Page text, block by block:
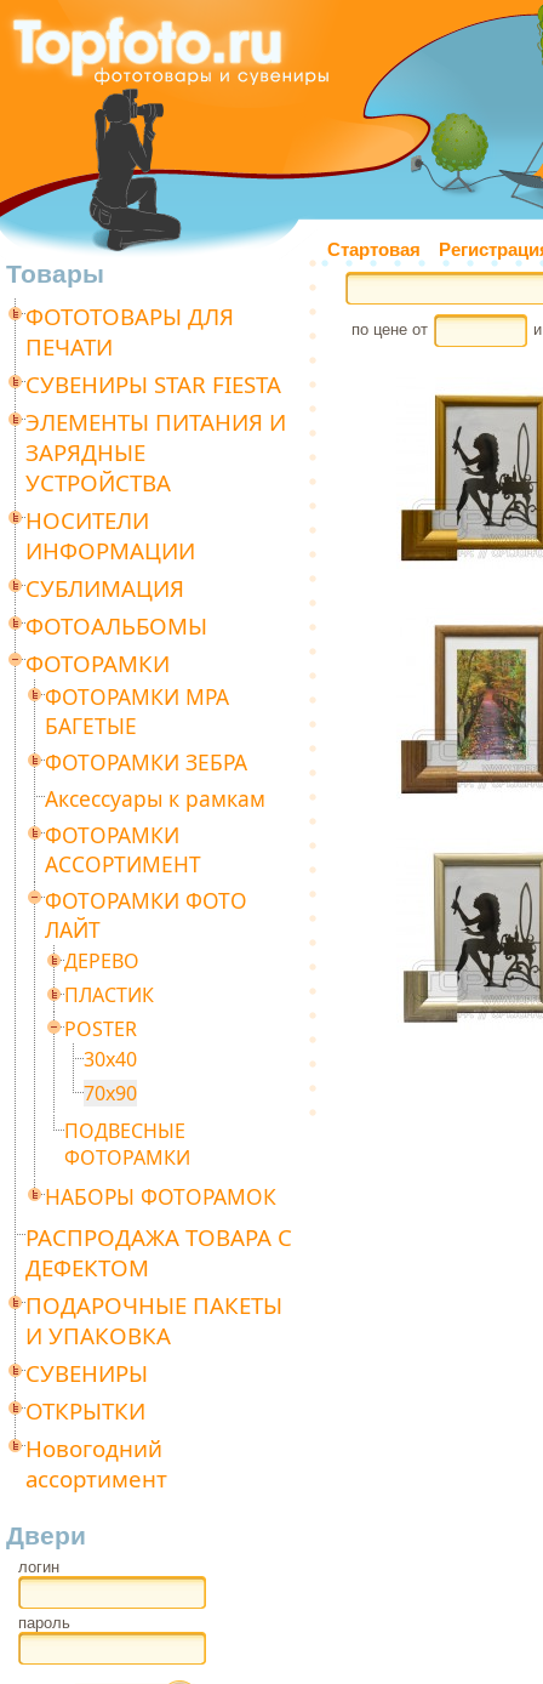
Стартовая
Товары
ФОТОТОВАРЫ ДЛЯ
ПЕЧАТИ
СУВЕНИРЫ STAR FIESTA
ЭЛЕМЕНТЫ ПИТАНИЯ И
ЗАРЯДНЫЕ
УСТРОЙСТВА
НОСИТЕЛИ
ИНФОРМАЦИИ
СУБЛИМАЦИЯ
ФОТОАЛЬБОМЫ
ФОТОРАМКИ
ФОТОРАМКИ МРА
БАГЕТЫЕ
ФОТОРАМКИ ЗЕБРА
Аксессуары к рамкам
ФОТОРАМКИ
АССОРТИМЕНТ
ФОТОРАМКИ ФОТО
ЛАЙТ
ДЕРЕВО
ПЛАСТИК
POSTER
30х40
70х90
ПОДВЕСНЫЕ
ФОТОРАМКИ
НАБОРЫ ФОТОРАМОК
РАСПРОДАЖА ТОВАРА С
ДЕФЕКТОМ
ПОДАРОЧНЫЕ ПАКЕТЫ
И УПАКОВКА
СУВЕНИРЫ
ОТКРЫТКИ
Новогодний
ассортимент
Двери
логин
пароль
по цене от